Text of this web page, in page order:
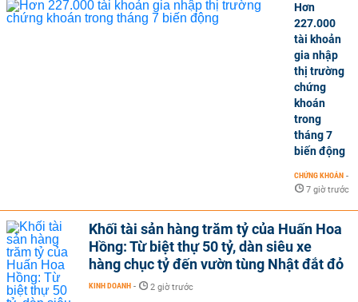
Hơn
227.000
tài khoản
gia nhập
thị trường
chứng
khoán
trong
tháng 7
biến động
CHỨNG KHOÁN -
7 giờ trước
Khối tài sản hàng trăm tỷ của Huấn Hoa
Hồng: Từ biệt thự 50 tỷ, dàn siêu xe
hàng chục tỷ đến vườn tùng Nhật đắt đỏ
KINH DOANH - 2 giờ trước